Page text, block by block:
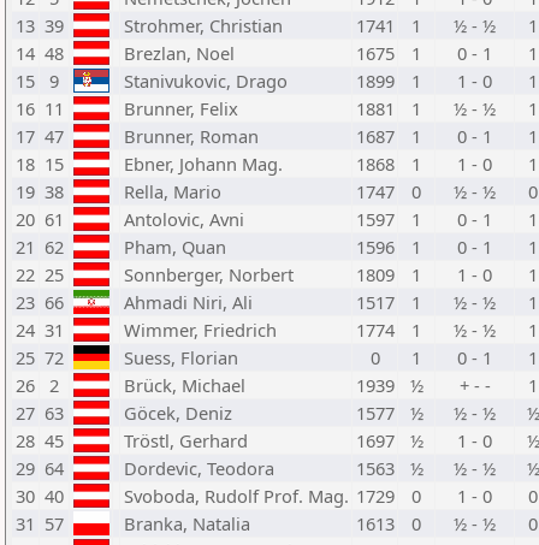
13 39 Strohmer, Christian 1741 1 ½ - ½
1
14 48 Brezlan, Noel 1675 1 0 - 1
1
15
9 Stanivukovic, Drago 1899 1 1 - 0
1
16 11 Brunner, Felix 1881 1 ½ - ½
1
17 47 Brunner, Roman 1687 1 0 - 1
1
18 15 Ebner, Johann Mag. 1868 1 1 - 0
1
19 38 Rella, Mario 1747 0 ½ - ½
0
20 61 Antolovic, Avni 1597 1 0 - 1
1
21 62 Pham, Quan 1596 1 0 - 1
1
22 25 Sonnberger, Norbert 1809 1 1 - 0
1
23 66 Ahmadi Niri, Ali 1517 1 ½ - ½
1
24 31 Wimmer, Friedrich 1774 1 ½ - ½
1
25 72 Suess, Florian 0 1 0 - 1
1
26
2 Brück, Michael 1939 ½ + - -
1
27 63 Göcek, Deniz 1577 ½ ½ - ½
½
28 45 Tröstl, Gerhard 1697 ½ 1 - 0
½
29 64 Dordevic, Teodora 1563 ½ ½ - ½
½
30 40 Svoboda, Rudolf Prof. Mag. 1729 0 1 - 0
0
31 57 Branka, Natalia 1613 0 ½ - ½
0